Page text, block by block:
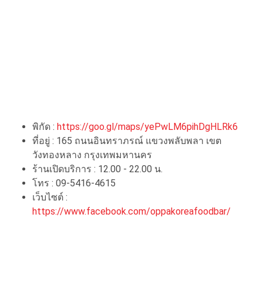
พิกัด : https://goo.gl/maps/yePwLM6pihDgHLRk6
ที่อยู่ : 165 ถนนอินทราภรณ์ แขวงพลับพลา เขต
วังทองหลาง กรุงเทพมหานคร
ร้านเปิดบริการ : 12.00 - 22.00 น.
โทร : 09-5416-4615
เว็บไซต์ :
https://www.facebook.com/oppakoreafoodbar/